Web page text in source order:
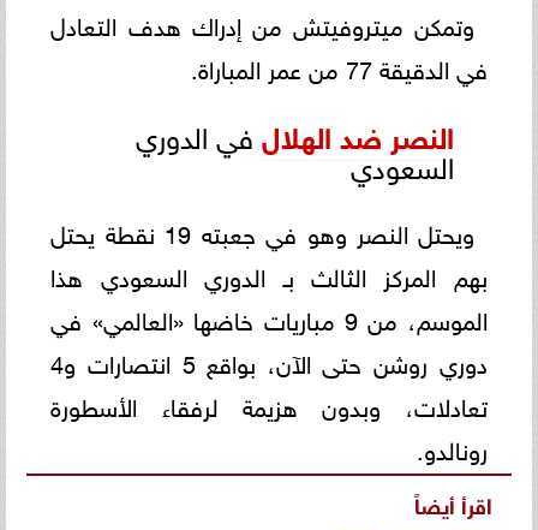
وتمكن ميتروفيتش من إدراك هدف التعادل
في الدقيقة 77 من عمر المباراة.
النصر ضد الهلالفي الدوري
السعودي
ويحتل النصر وهو في جعبته 19 نقطة يحتل
بهم المركز الثالث بـ الدوري السعودي هذا
الموسم، من 9 مباريات خاضها «العالمي» في
دوري روشن حتى الآن، بواقع 5 انتصارات و4
تعادلات، وبدون هزيمة لرفقاء الأسطورة
رونالدو.
اقرأ أيضاً